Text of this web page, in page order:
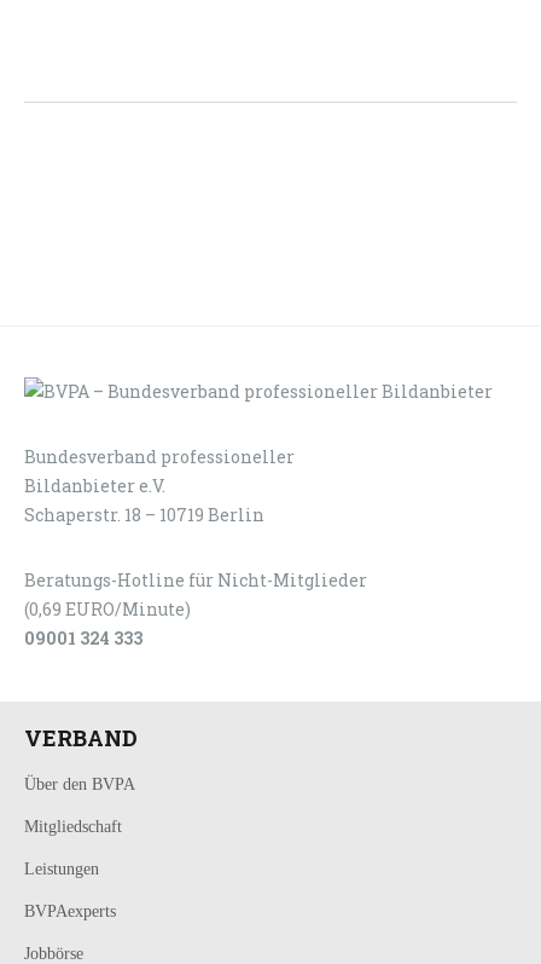
Bundesverband professioneller
Bildanbieter e.V.
Schaperstr. 18 – 10719 Berlin
Beratungs-Hotline für Nicht-Mitglieder
(0,69 EURO/Minute)
09001 324 333
VERBAND
Über den BVPA
Mitgliedschaft
Leistungen
BVPAexperts
Jobbörse